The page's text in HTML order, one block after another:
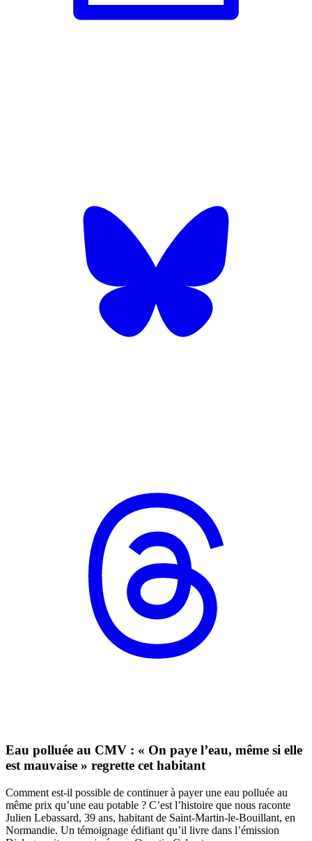
Eau polluée au CMV : « On paye l’eau, même si elle
est mauvaise » regrette cet habitant
Comment est-il possible de continuer à payer une eau polluée au
même prix qu’une eau potable ? C’est l’histoire que nous raconte
Julien Lebassard, 39 ans, habitant de Saint-Martin-le-Bouillant, en
Normandie. Un témoignage édifiant qu’il livre dans l’émission